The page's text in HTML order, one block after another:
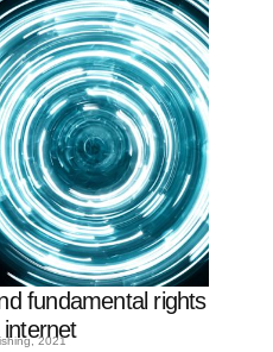
fundamental rights
2021